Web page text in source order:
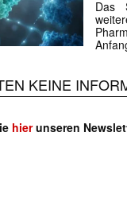
Das
KEINE
hierunseren